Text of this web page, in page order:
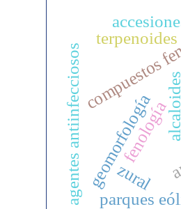
alcaloides
terpenoides
agentes antiinfecciosos fenología
geomorfología
zural
parques